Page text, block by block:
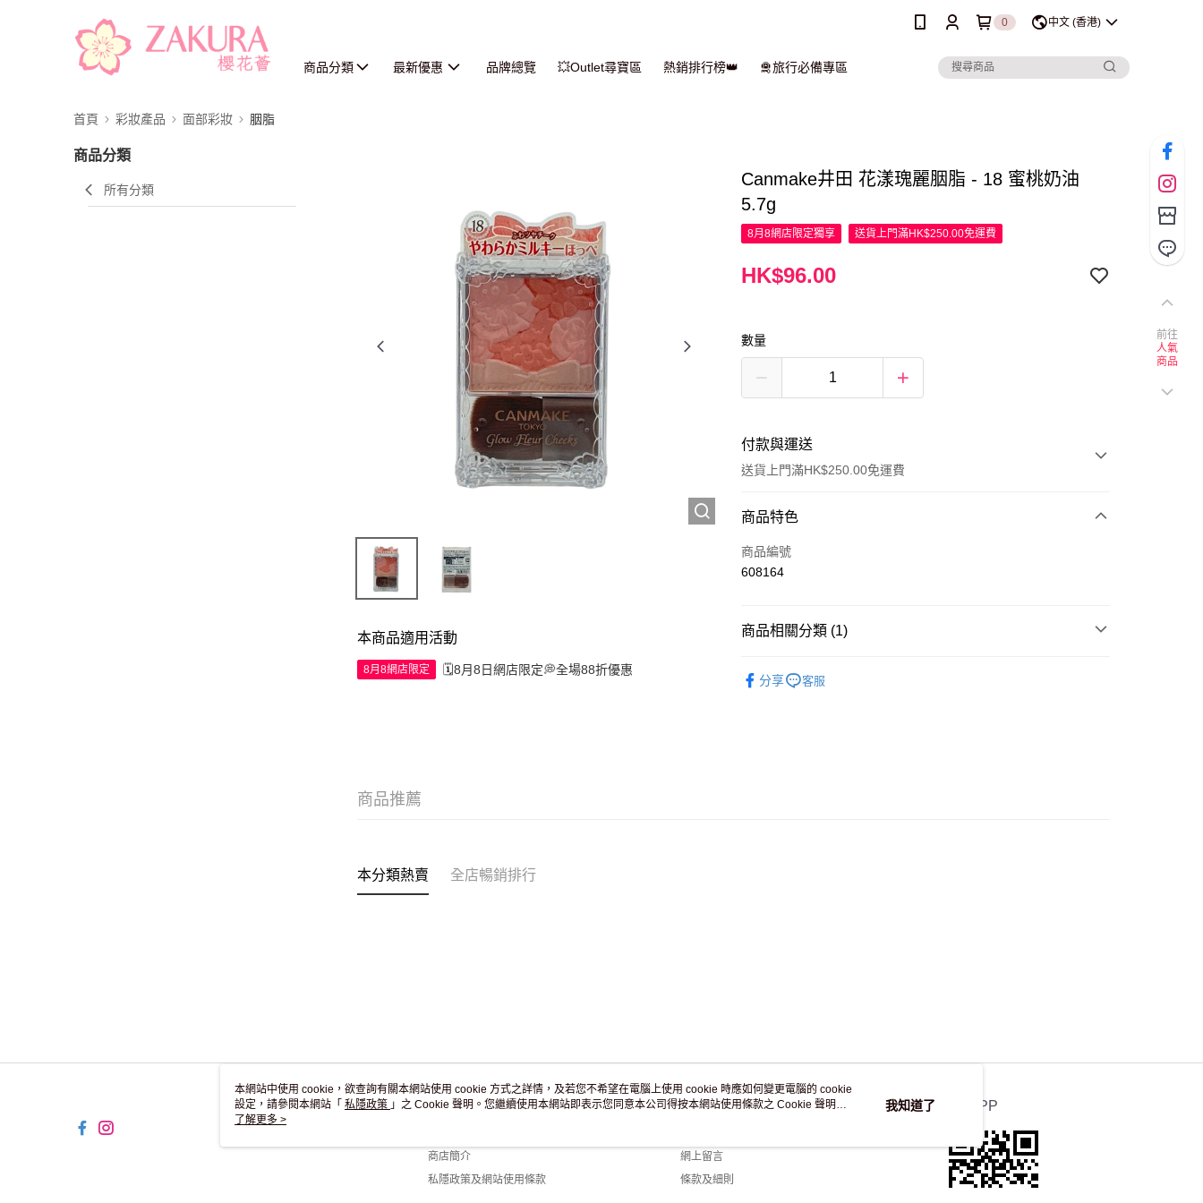
0 中文 (香港)
商品分類 最新優惠 品牌總覽 💥Outlet尋寶區 熱銷排行榜👑 🛅旅行必備專區
首頁 彩妝產品 面部彩妝 胭脂
商品分類
所有分類
本商品適用活動
8月8網店限定 🗓️8月8日網店限定💭全場88折優惠
Canmake井田 花漾瑰麗胭脂 - 18 蜜桃奶油
5.7g
8月8網店限定獨享 送貨上門滿HK$250.00免運費
HK$96.00
數量
付款與運送
送貨上門滿HK$250.00免運費
付款方式
信用卡
商品特色
商品編號
608164
商品相關分類 (1)
分享
客服
商品推薦
本分類熱賣 全店暢銷排行
關於我們
商店簡介
私隱政策及網站使用條款
客戶服務
網上留言
條款及細則
官方APP
前往
人氣
商品
本網站中使用 cookie，欲查詢有關本網站使用 cookie 方式之詳情，及若您不希望在電腦上使用 cookie 時應如何變更電腦的 cookie
設定，請參閱本網站「 私隱政策 」之 Cookie 聲明。您繼續使用本網站即表示您同意本公司得按本網站使用條款之 Cookie 聲明使
用 cookie。
了解更多 >
我知道了